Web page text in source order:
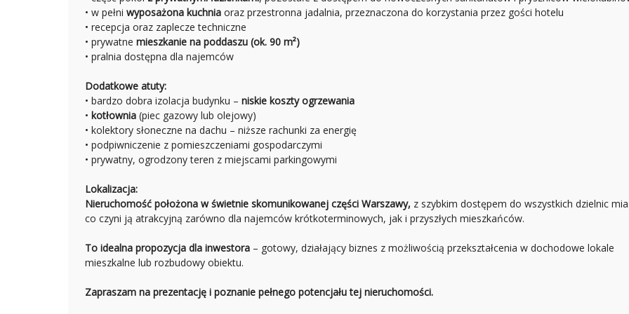
• w pełni wyposażona kuchnia oraz przestronna jadalnia, przeznaczona do korzystania przez gości hotelu
• recepcja oraz zaplecze techniczne
• prywatne mieszkanie na poddaszu (ok. 90 m²)
• pralnia dostępna dla najemców
Dodatkowe atuty:
• bardzo dobra izolacja budynku – niskie koszty ogrzewania
• kotłownia (piec gazowy lub olejowy)
• kolektory słoneczne na dachu – niższe rachunki za energię
• podpiwniczenie z pomieszczeniami gospodarczymi
• prywatny, ogrodzony teren z miejscami parkingowymi
Lokalizacja:
Nieruchomość położona w świetnie skomunikowanej części Warszawy, z szybkim dostępem do wszystkich dzielnic
co czyni ją atrakcyjną zarówno dla najemców krótkoterminowych, jak i przyszłych mieszkańców.
To idealna propozycja dla inwestora – gotowy, działający biznes z możliwością przekształcenia w dochodowe lokale
mieszkalne lub rozbudowy obiektu.
Zapraszam na prezentację i poznanie pełnego potencjału tej nieruchomości.